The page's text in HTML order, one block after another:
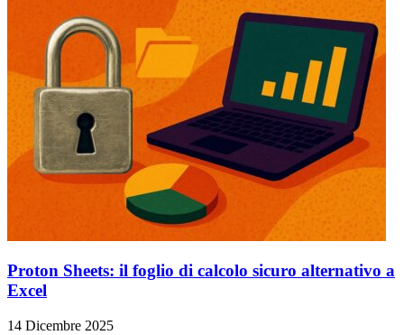
Proton Sheets: il foglio di calcolo sicuro alternativo a
Excel
14 Dicembre 2025